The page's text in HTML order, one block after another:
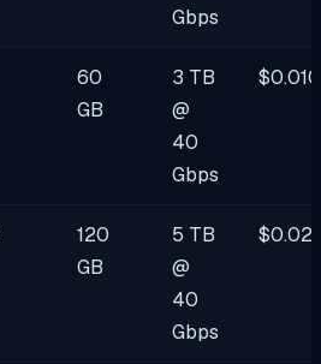
Gbps
60
GB
3 TB
@
40
Gbps
$0.010
120
GB
5 TB
@
40
Gbps